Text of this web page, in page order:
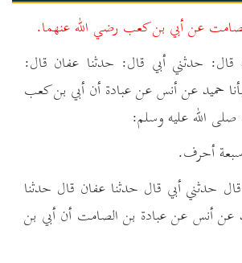
عن أبي بن كعب رضي الله عنهما.
قال: حدثني أبي قال: حدثنا عفان قال:
حميد عن أنس عن عبادة أن أبي بن كعب
الله عليه وسلم:
أحرف.
حدثني أبي قال حدثنا عفان قال حدثنا
عن أنس عن عبادة بن الصامت أن أبي بن